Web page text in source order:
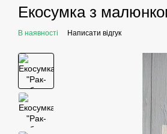
Екосумка з
В наявності Написати відгук